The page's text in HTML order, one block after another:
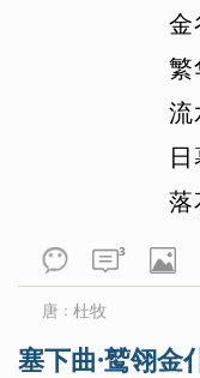
这首诗语言优美，
了征人眼前之景，
人回味无穷。刘禹
到李益，有“边月空
时已传诵很广。《
画。仔细体味全诗
谱入弦管，天下传
金
繁
流
日
落
3
唐 ： 杜牧
塞下曲·鹫翎金